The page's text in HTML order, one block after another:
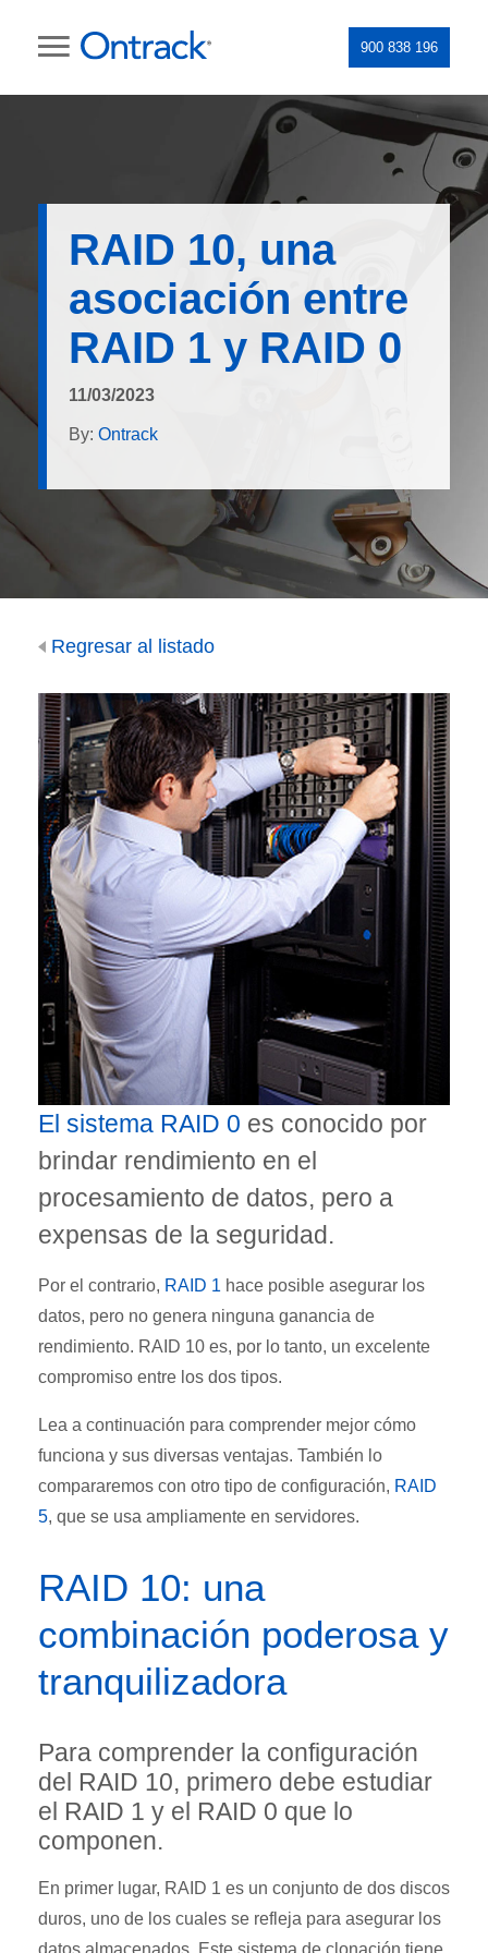
900 838 196
RAID 10, una
asociación entre
RAID 1 y RAID 0
11/03/2023
By: Ontrack
Regresar al listado
El sistema RAID 0 es conocido por
brindar rendimiento en el
procesamiento de datos, pero a
expensas de la seguridad.
Por el contrario, RAID 1 hace posible asegurar los
datos, pero no genera ninguna ganancia de
rendimiento. RAID 10 es, por lo tanto, un excelente
compromiso entre los dos tipos.
Lea a continuación para comprender mejor cómo
funciona y sus diversas ventajas. También lo
compararemos con otro tipo de configuración, RAID
5, que se usa ampliamente en servidores.
RAID 10: una
combinación poderosa y
tranquilizadora
Para comprender la configuración
del RAID 10, primero debe estudiar
el RAID 1 y el RAID 0 que lo
componen.
En primer lugar, RAID 1 es un conjunto de dos discos
duros, uno de los cuales se refleja para asegurar los
datos almacenados. Este sistema de clonación tiene